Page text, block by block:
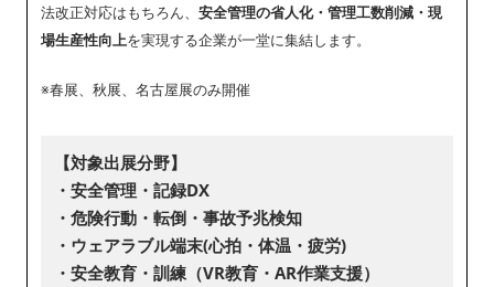
法改正対応はもちろん、 安全管理の省人化・管理工数削減・現
場生産性向上を実現する企業が一堂に集結します。
※春展、秋展、名古屋展のみ開催
【対象出展分野】
・安全管理・記録DX
・危険行動・転倒・事故予兆検知
・ウェアラブル端末(心拍・体温・疲労)
・安全教育・訓練（VR教育・AR作業支援）